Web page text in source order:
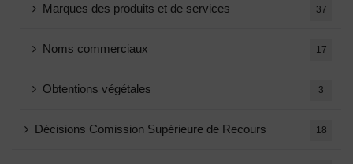
Marques des produits et de services 37
Noms commerciaux 17
Obtentions végétales 3
Décisions Comission Supérieure de Recours 18